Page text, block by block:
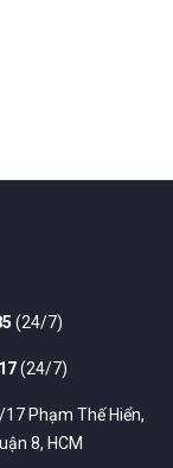
(24/7)
(24/7)
Phạm Thế Hiển,
8, HCM